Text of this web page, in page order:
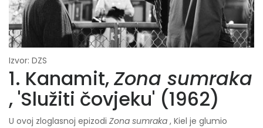
Izvor: DZS
1. Kanamit,Zona sumraka
, 'Služiti čovjeku' (1962)
U ovoj zloglasnoj epizodi Zona sumraka , Kiel je glumio